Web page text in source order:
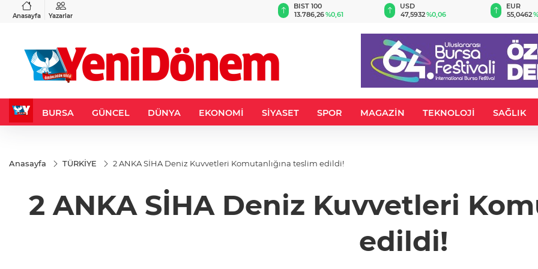
Anasayfa Yazarlar
%0,37
BIST 100
13.786,26%0,61
USD
47,5932%0,06
EUR
55,0462
BURSA GÜNCEL DÜNYA EKONOMİ SİYASET SPOR MAGAZİN TEKNOLOJİ SAĞLIK
Anasayfa TÜRKİYE 2 ANKA SİHA Deniz Kuvvetleri Komutanlığına teslim edildi!
2 ANKA SİHA Deniz Kuvvetleri
edildi!